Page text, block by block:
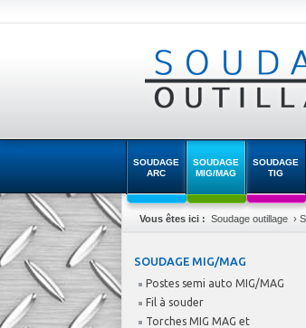
SOUDAGE
ARC
SOUDAGE
MIG/MAG
SOUDAGE
TIG
Vous êtes ici : Soudage outillage›
SOUDAGE MIG/MAG
Postes semi auto MIG/MAG
Fil à souder
Torches MIG MAG et